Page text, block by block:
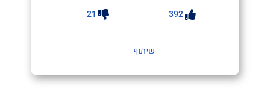
392
21
שיתוף